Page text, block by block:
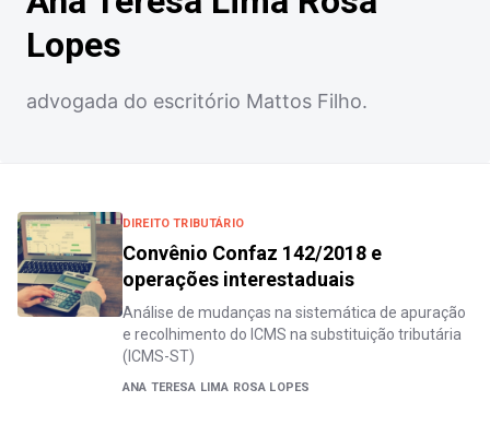
Lopes
advogada do escritório Mattos Filho.
DIREITO TRIBUTÁRIO
Convênio Confaz 142/2018 e
operações interestaduais
Análise de mudanças na sistemática de apuração
e recolhimento do ICMS na substituição tributária
(ICMS-ST)
ANA TERESA LIMA ROSA LOPES